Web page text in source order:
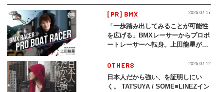
[PR] BMX
「一歩踏み出してみることが可能性
を広げる」BMXレーサーからプロボ
ートレーサーへ転身。上田龍星が体
2026.07.17
OTHERS
日本人だから強い、を証明しにい
く。 TATSUYA / SOME≡LINEZイン
2026.07.12